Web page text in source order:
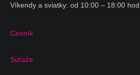
Víkendy a sviatky: od 10:00 – 18:00 hod.
Cenník
Súťaže